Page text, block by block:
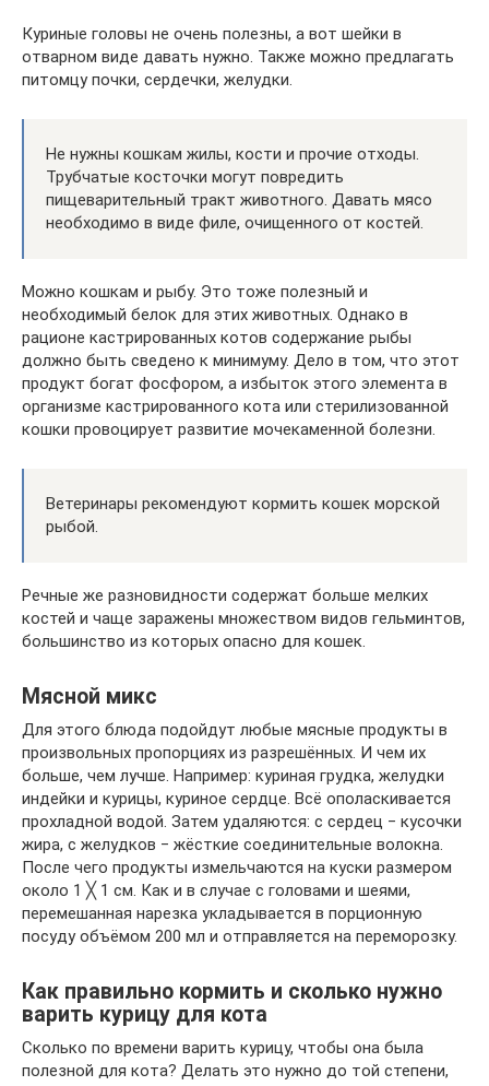
Куриные головы не очень полезны, а вот шейки в
отварном виде давать нужно. Также можно предлагать
питомцу почки, сердечки, желудки.
Не нужны кошкам жилы, кости и прочие отходы.
Трубчатые косточки могут повредить
пищеварительный тракт животного. Давать мясо
необходимо в виде филе, очищенного от костей.
Можно кошкам и рыбу. Это тоже полезный и
необходимый белок для этих животных. Однако в
рационе кастрированных котов содержание рыбы
должно быть сведено к минимуму. Дело в том, что этот
продукт богат фосфором, а избыток этого элемента в
организме кастрированного кота или стерилизованной
кошки провоцирует развитие мочекаменной болезни.
Ветеринары рекомендуют кормить кошек морской
рыбой.
Речные же разновидности содержат больше мелких
костей и чаще заражены множеством видов гельминтов,
большинство из которых опасно для кошек.
Мясной микс
Для этого блюда подойдут любые мясные продукты в
произвольных пропорциях из разрешённых. И чем их
больше, чем лучше. Например: куриная грудка, желудки
индейки и курицы, куриное сердце. Всё ополаскивается
прохладной водой. Затем удаляются: с сердец ‒ кусочки
жира, с желудков ‒ жёсткие соединительные волокна.
После чего продукты измельчаются на куски размером
около 1 ╳ 1 см. Как и в случае с головами и шеями,
перемешанная нарезка укладывается в порционную
посуду объёмом 200 мл и отправляется на переморозку.
Как правильно кормить и сколько нужно
варить курицу для кота
Сколько по времени варить курицу, чтобы она была
полезной для кота? Делать это нужно до той степени,